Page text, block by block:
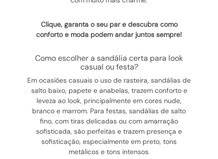
Clique, garanta o seu par e descubra como
conforto e moda podem andar juntos sempre!
como escolher a sandália certa para look
casual ou festa?
Em ocasiões casuais o uso de rasteira, sandálias de
salto baixo, papete e anabelas, trazem conforto e
leveza ao look, principalmente em cores nude,
branco e marrom. Para festas, sandálias de salto
fino, com tiras delicadas ou com amarração
sofisticada, são perfeitas e trazem presença e
sofisticação, especialmente em preto, tons
metálicos e tons intensos.